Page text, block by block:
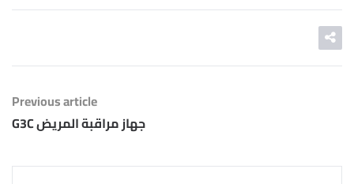
Previous article
جهاز مراقبة المريض G3C